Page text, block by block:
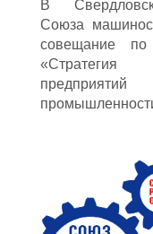
В
Союза
совещание по
«Стратегия